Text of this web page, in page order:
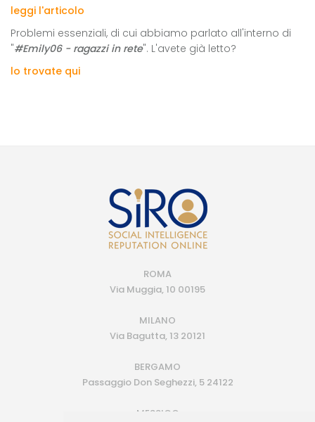
leggi l'articolo
Problemi essenziali, di cui abbiamo parlato all'interno di
"#Emily06 - ragazzi in rete". L'avete già letto?
lo trovate qui
ROMA
Via Muggia, 10 00195
MILANO
Via Bagutta, 13 20121
BERGAMO
Passaggio Don Seghezzi, 5 24122
MESSICO